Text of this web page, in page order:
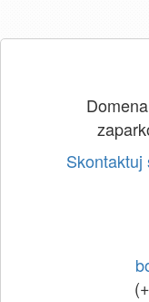
Domena
Skontaktuj